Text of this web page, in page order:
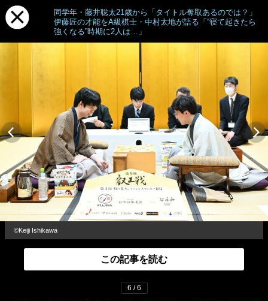
同学年・藤井聡太21歳から「タイトル奪取あるのでは？」
伊藤匠の才能をA級棋士・中村太地が語る「“寝て起きたら
強くなる”時期に2人は…」
©Keiji Ishikawa
この記事を読む
6 / 6